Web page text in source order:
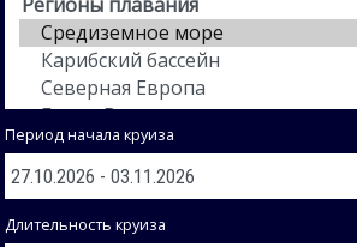
Период начала круиза
Длительность круиза